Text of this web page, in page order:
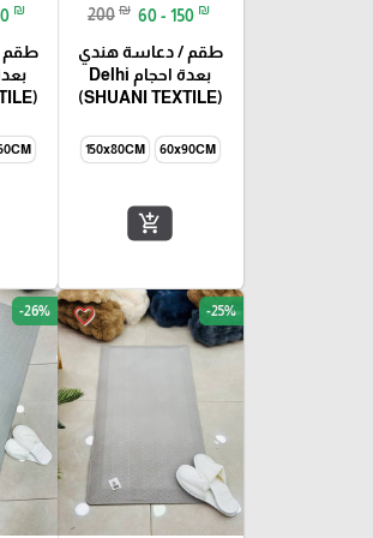
200 ₪ 60 - 150 ₪
طقم / دعاسة هندي
بعدة احجام Delhi
(SHUANI TEXTILE)
60x90CM
150x80CM
add_shopping_cart
₪
طقم
favorite_border -25%
-26%